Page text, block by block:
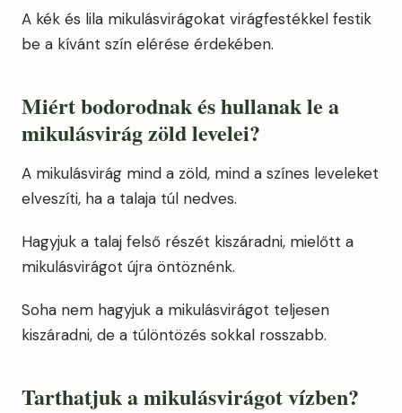
A kék és lila mikulásvirágokat virágfestékkel festik
be a kívánt szín elérése érdekében.
Miért bodorodnak és hullanak le a
mikulásvirág zöld levelei?
A mikulásvirág mind a zöld, mind a színes leveleket
elveszíti, ha a talaja túl nedves.
Hagyjuk a talaj felső részét kiszáradni, mielőtt a
mikulásvirágot újra öntöznénk.
Soha nem hagyjuk a mikulásvirágot teljesen
kiszáradni, de a túlöntözés sokkal rosszabb.
Tarthatjuka mikulásvirágot vízben?